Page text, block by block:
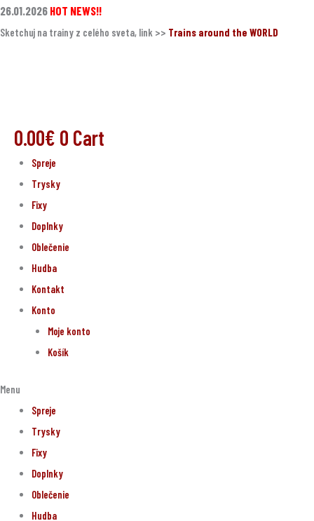
Preskočiť
na
26.01.2026 HOT NEWS!!
Sketchuj na trainy z celého sveta, link >> Trains around the WORLD
0.00€ 0 Cart
Spreje
Trysky
Fixy
Doplnky
Oblečenie
Hudba
Kontakt
Konto
Moje konto
Košík
Menu
Spreje
Trysky
Fixy
Doplnky
Oblečenie
Hudba